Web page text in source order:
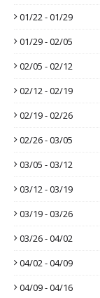
01/22 - 01/29
01/29 - 02/05
02/05 - 02/12
02/12 - 02/19
02/19 - 02/26
02/26 - 03/05
03/05 - 03/12
03/12 - 03/19
03/19 - 03/26
03/26 - 04/02
04/02 - 04/09
04/09 - 04/16